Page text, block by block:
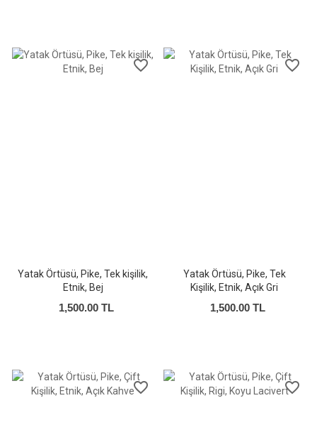
favorite_border
Yatak Örtüsü, Pike, Tek kişilik,
Etnik, Bej
1,500.00 TL
favorite_border
Yatak Örtüsü, Pike, Tek
Kişilik, Etnik, Açık Gri
1,500.00 TL
favorite_border favorite_border